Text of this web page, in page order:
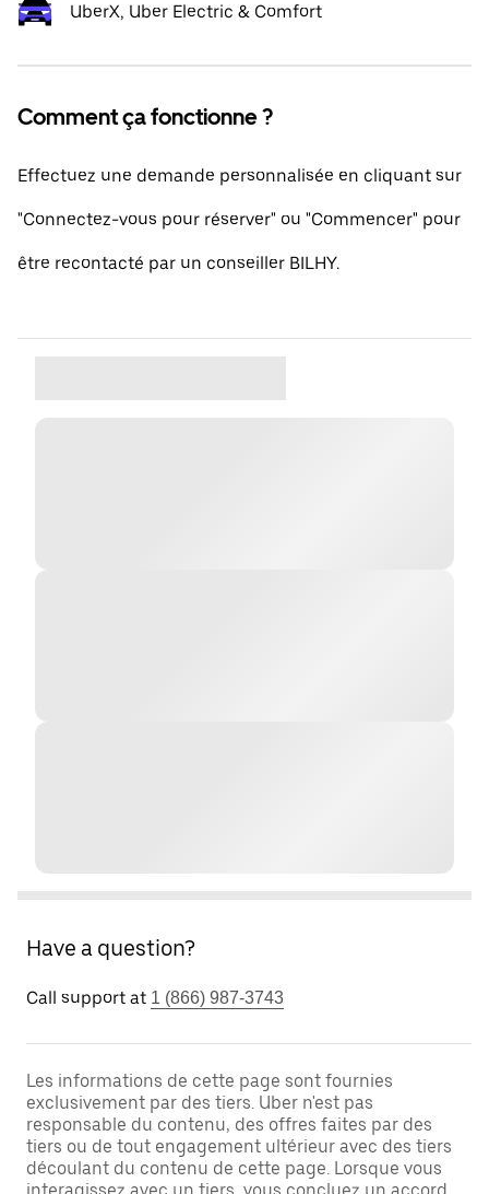
UberX, Uber Electric & Comfort
Comment ça fonctionne ?
Effectuez une demande personnalisée en cliquant sur
"Connectez-vous pour réserver" ou "Commencer" pour
être recontacté par un conseiller BILHY.
Have a question?
Call support at 1 (866) 987-3743
Les informations de cette page sont fournies
exclusivement par des tiers. Uber n'est pas
responsable du contenu, des offres faites par des
tiers ou de tout engagement ultérieur avec des tiers
découlant du contenu de cette page. Lorsque vous